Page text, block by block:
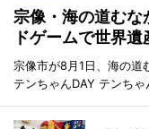
宗像・海の道む
ドゲームで世界遺
宗像市が8月1日、海の道
テンちゃんDAY テンちゃ